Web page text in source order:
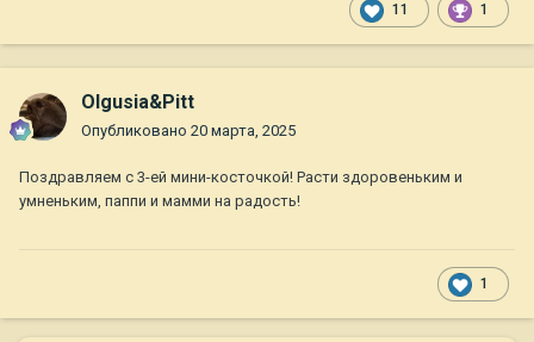
11 1
Olgusia&Pitt
Опубликовано 20 марта, 2025
Поздравляем с 3-ей мини-косточкой! Расти здоровеньким и
умненьким, паппи и мамми на радость!
1